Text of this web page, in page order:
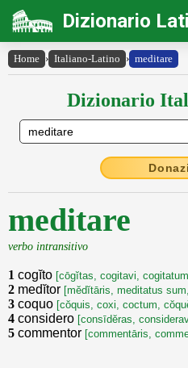
Dizionario
Home › Italiano-Latino › meditare
Dizionario
meditare
verbo intransitivo
1 cogĭto [cōgĭtas, cogitavi,
2 medĭtor [mĕdĭtāris, meditatus
3 coquo [cŏquis, coxi, coctum,
4 considero [consīdĕras,
5 commentor [commentāris,